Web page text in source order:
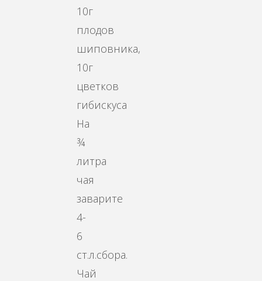
10г
плодов
шиповника,
10г
цветков
гибискуса
На
¾
литра
чая
заварите
4-
6
ст.л.сбора.
Чай